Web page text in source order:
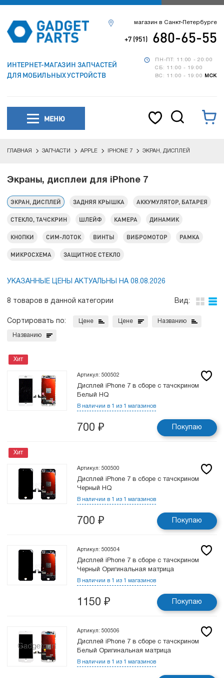
ИНТЕРНЕТ-МАГАЗИН ЗАПЧАСТЕЙ
ДЛЯ МОБИЛЬНЫХ УСТРОЙСТВ
ПН-ПТ: 11:00 - 20:00
СБ: 11:00 - 19:00
ВС: 11:00 - 19:00
МСК
магазин в Санкт-Петербурге
+7 (951) 680-65-55
МЕНЮ
ГЛАВНАЯ ЗАПЧАСТИ APPLE IPHONE 7 ЭКРАН, ДИСПЛЕЙ
Экраны, дисплеи для iPhone 7
ЭКРАН, ДИСПЛЕЙ ЗАДНЯЯ КРЫШКА АККУМУЛЯТОР, БАТАРЕЯ
СТЕКЛО, ТАЧСКРИН ШЛЕЙФ КАМЕРА ДИНАМИК
КНОПКИ СИМ-ЛОТОК ВИНТЫ ВИБРОМОТОР РАМКА
МИКРОСХЕМА ЗАЩИТНОЕ СТЕКЛО
УКАЗАННЫЕ ЦЕНЫ АКТУАЛЬНЫ НА 08.08.2026
8 товаров в данной категории Вид:
Сортировать по: Цене Цене Названию
Названию
Хит
Артикул: 500502
Дисплей iPhone 7 в сборе с тачскрином
Белый HQ
В наличии в 1 из 1 магазинов
700 ₽ Покупаю
Хит
Артикул: 500500
Дисплей iPhone 7 в сборе с тачскрином
Черный HQ
В наличии в 1 из 1 магазинов
700 ₽ Покупаю
Артикул: 500504
Дисплей iPhone 7 в сборе с тачскрином
Черный Оригинальная матрица
В наличии в 1 из 1 магазинов
1150 ₽ Покупаю
Артикул: 500506
Дисплей iPhone 7 в сборе с тачскрином
Белый Оригинальная матрица
В наличии в 1 из 1 магазинов